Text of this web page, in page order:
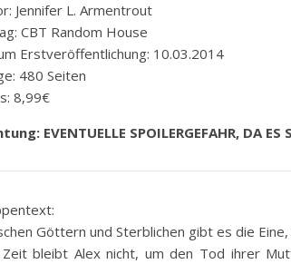
Jennifer L. Armentrout
CBT Random House
Erstveröffentlichung: 10.03.2014
480 Seiten
8,99€
EVENTUELLE SPOILERGEFAHR, DA
Göttern und Sterblichen gibt es die
Zeit bleibt Alex nicht, um den Tod ihrer